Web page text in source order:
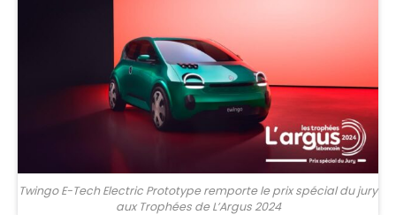
Twingo E-Tech Electric Prototype remporte le prix spécial du jury
aux Trophées de L’Argus 2024